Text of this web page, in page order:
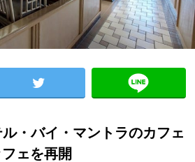
・バイ・マントラのカフェ
ェを再開